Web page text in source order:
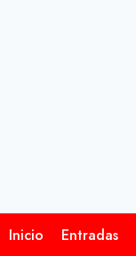
Inicio Entradas